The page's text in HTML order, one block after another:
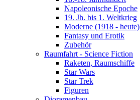
Napoleonische Epoche
19. Jh. bis 1. Weltkrieg
Moderne (1918 - heute)
Fantasy und Erotik
Zubehör
Raumfahrt - Science Fiction
Raketen, Raumschiffe
Star Wars
Star Trek
Figuren